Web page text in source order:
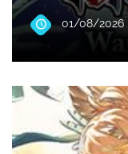
01/08/2026